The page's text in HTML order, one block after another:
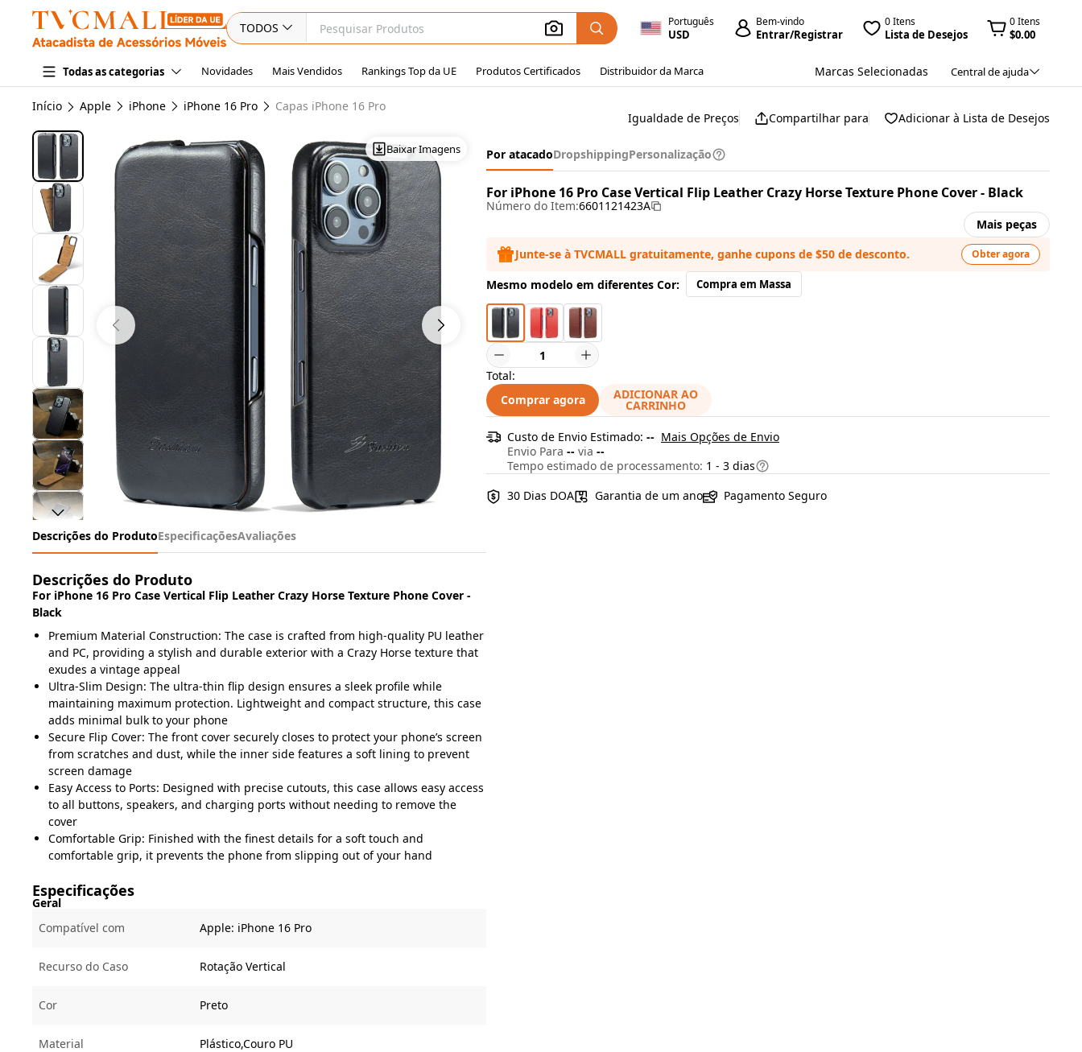
TODOS Português
USD
Bem-vindo
Entrar/Registrar
0 Itens
Lista de Desejos
0 Itens
$0.00
Todas as categorias Novidades Mais Vendidos Rankings Top da UE Produtos Certificados Distribuidor da Marca Marcas Selecionadas Central de ajuda
Início Apple iPhone iPhone 16 Pro Capas iPhone 16 Pro
Baixar Imagens
Descrições do ProdutoEspecificaçõesAvaliações
Descrições do Produto
For iPhone 16 Pro Case Vertical Flip Leather Crazy Horse Texture Phone Cover -
Black
Premium Material Construction: The case is crafted from high-quality PU leather
and PC, providing a stylish and durable exterior with a Crazy Horse texture that
exudes a vintage appeal
Ultra-Slim Design: The ultra-thin flip design ensures a sleek profile while
maintaining maximum protection. Lightweight and compact structure, this case
adds minimal bulk to your phone
Secure Flip Cover: The front cover securely closes to protect your phone’s screen
from scratches and dust, while the inner side features a soft lining to prevent
screen damage
Easy Access to Ports: Designed with precise cutouts, this case allows easy access
to all buttons, speakers, and charging ports without needing to remove the
cover
Comfortable Grip: Finished with the finest details for a soft touch and
comfortable grip, it prevents the phone from slipping out of your hand
Especificações
Geral
Compatível com
Apple: iPhone 16 Pro
Recurso do Caso Rotação Vertical
Cor Preto
Material Plástico,Couro PU
Igualdade de Preços Compartilhar para Adicionar à Lista de Desejos
Por atacadoDropshippingPersonalização
For iPhone 16 Pro Case Vertical Flip Leather Crazy Horse Texture Phone Cover - Black
Número do Item:6601121423A
Mais peças
Junte-se à TVCMALL gratuitamente, ganhe cupons de $50 de desconto.
Obter agora
Mesmo modelo em diferentes Cor: Compra em Massa
Total:
Comprar agora
ADICIONAR AO
CARRINHO
Custo de Envio Estimado: -- Mais Opções de Envio
Envio Para -- via --
Tempo estimado de processamento: 1 - 3 dias
30 Dias DOA
Garantia de um ano Pagamento Seguro